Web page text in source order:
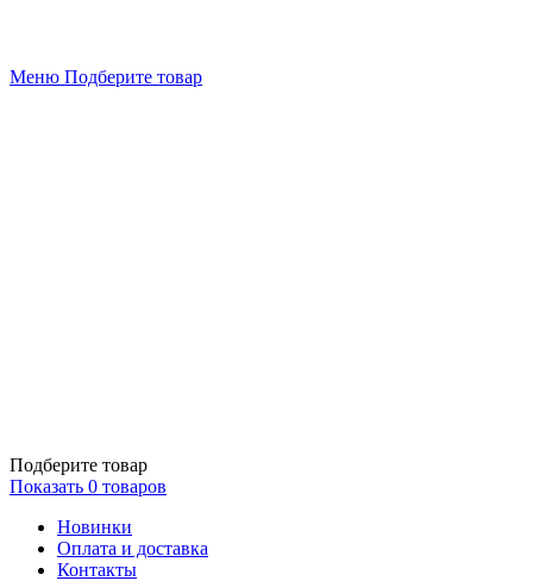
Меню Подберите товар
Подберите товар
Показать 0 товаров
Новинки
Оплата и доставка
Контакты